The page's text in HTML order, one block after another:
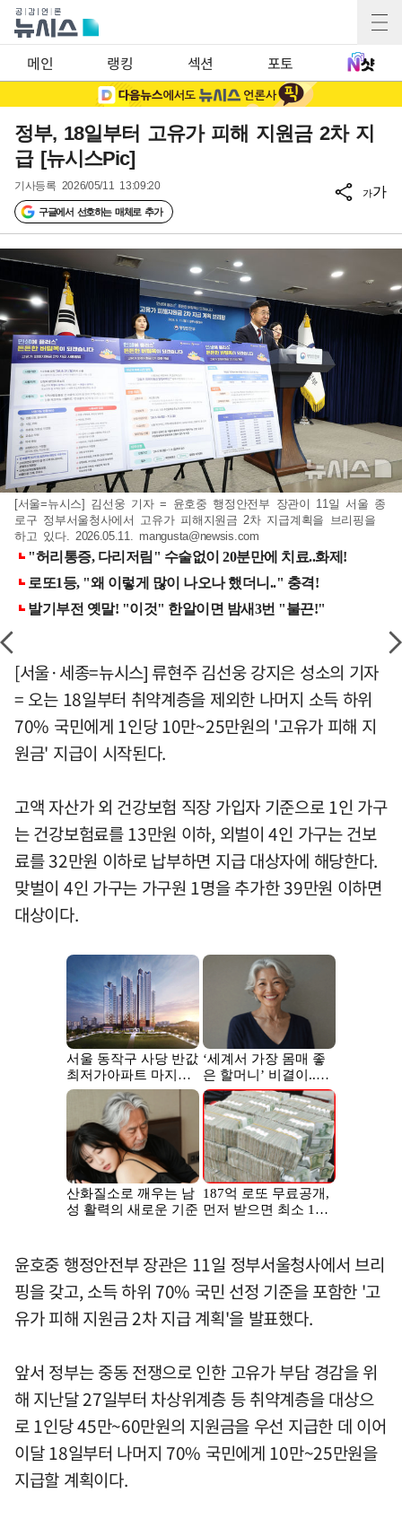
메인 랭킹 섹션 포토
정부, 18일부터 고유가 피해 지원금 2차 지
급 [뉴시스Pic]
기사등록 2026/05/11 13:09:20
구글에서 선호하는 매체로 추가
가가
[서울=뉴시스] 김선웅 기자 = 윤호중 행정안전부 장관이 11일 서울 종
로구 정부서울청사에서 고유가 피해지원금 2차 지급계획을 브리핑을
하고 있다. 2026.05.11. mangusta@newsis.com
[서울·세종=뉴시스] 류현주 김선웅 강지은 성소의 기자
= 오는 18일부터 취약계층을 제외한 나머지 소득 하위
70% 국민에게 1인당 10만~25만원의 '고유가 피해 지
원금' 지급이 시작된다.
고액 자산가 외 건강보험 직장 가입자 기준으로 1인 가구
는 건강보험료를 13만원 이하, 외벌이 4인 가구는 건보
료를 32만원 이하로 납부하면 지급 대상자에 해당한다.
맞벌이 4인 가구는 가구원 1명을 추가한 39만원 이하면
대상이다.
윤호중 행정안전부 장관은 11일 정부서울청사에서 브리
핑을 갖고, 소득 하위 70% 국민 선정 기준을 포함한 '고
유가 피해 지원금 2차 지급 계획'을 발표했다.
앞서 정부는 중동 전쟁으로 인한 고유가 부담 경감을 위
해 지난달 27일부터 차상위계층 등 취약계층을 대상으
로 1인당 45만~60만원의 지원금을 우선 지급한 데 이어
이달 18일부터 나머지 70% 국민에게 10만~25만원을
지급할 계획이다.